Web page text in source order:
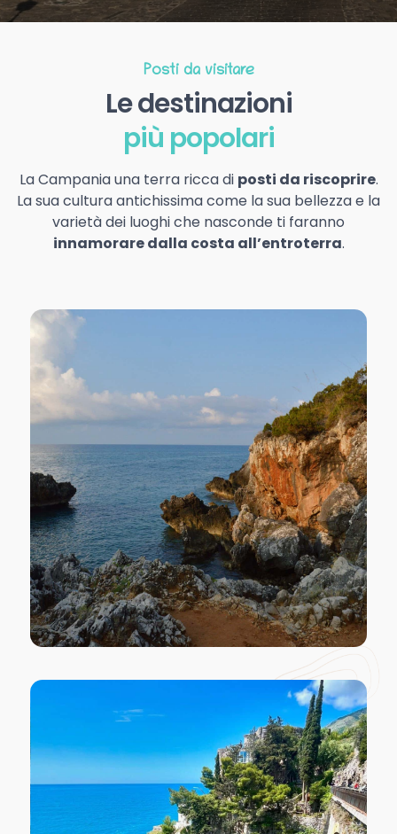
Posti da visitare
Le destinazioni
più popolari
La Campania una terra ricca di posti da riscoprire.
La sua cultura antichissima come la sua bellezza e la
varietà dei luoghi che nasconde ti faranno
innamorare dalla costa all’entroterra.